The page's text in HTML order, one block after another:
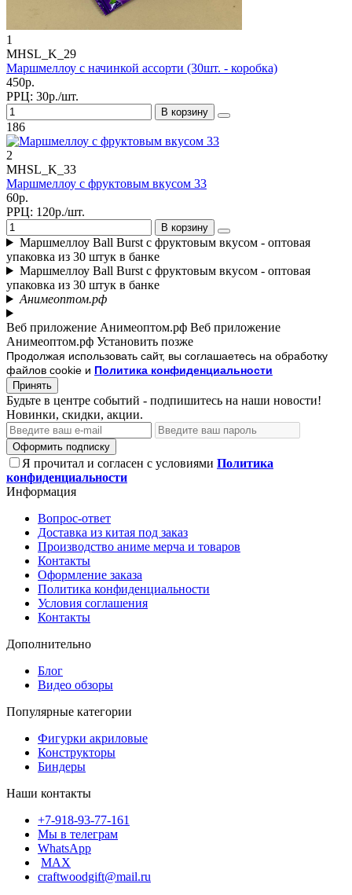
1
MHSL_K_29
Маршмеллоу с начинкой ассорти (30шт. - коробка)
450р.
РРЦ: 30р./шт.
В корзину
186
2
MHSL_K_33
Маршмеллоу с фруктовым вкусом 33
60р.
РРЦ: 120р./шт.
В корзину
Маршмеллоу Ball Burst с фруктовым вкусом - оптовая
упаковка из 30 штук в банке
Маршмеллоу Ball Burst с фруктовым вкусом - оптовая
упаковка из 30 штук в банке
Анимеоптом.рф
Веб приложение Анимеоптом.рф Веб приложение
Анимеоптом.рф Установить позже
Продолжая использовать сайт, вы соглашаетесь на обработку
файлов cookie и Политика конфиденциальности
Принять
Будьте в центре событий - подпишитесь на наши новости!
Новинки, скидки, акции.
Оформить подписку
Я прочитал и согласен с условиями Политика
конфиденциальности
Информация
Вопрос-ответ
Доставка из китая под заказ
Производство аниме мерча и товаров
Контакты
Оформление заказа
Политика конфиденциальности
Условия соглашения
Контакты
Дополнительно
Блог
Видео обзоры
Популярные категории
Фигурки акриловые
Конструкторы
Биндеры
Наши контакты
+7-918-93-77-161
Мы в телеграм
WhatsApp
MAX
craftwoodgift@mail.ru